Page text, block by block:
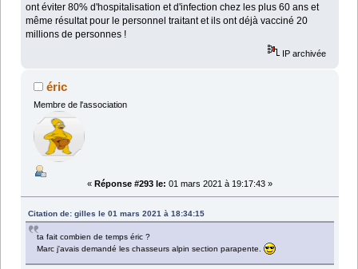
ont éviter 80% d'hospitalisation et d'infection chez les plus 60 ans et
même résultat pour le personnel traitant et ils ont déjà vacciné 20
millions de personnes !
IP archivée
éric
Membre de l'association
« Réponse #293 le: 01 mars 2021 à 19:17:43 »
Citation de: gilles le 01 mars 2021 à 18:34:15
ta fait combien de temps éric ?
Marc j'avais demandé les chasseurs alpin section parapente.